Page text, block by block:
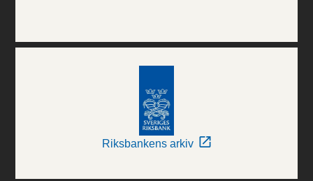
Riksbankens arkiv